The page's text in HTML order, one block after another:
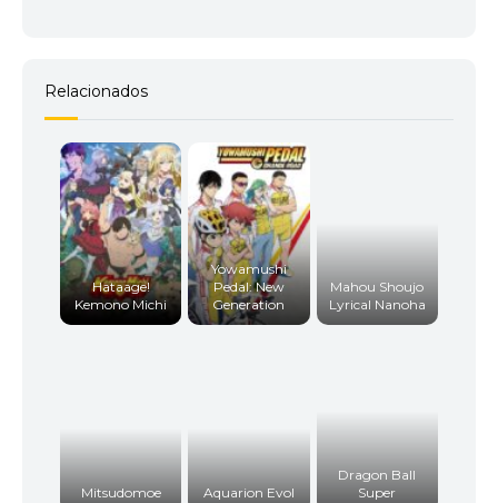
Relacionados
Hataage!
Kemono Michi
Yowamushi
Pedal: New
Generation
Mahou Shoujo
Lyrical Nanoha
Mitsudomoe Aquarion Evol
Dragon Ball
Super